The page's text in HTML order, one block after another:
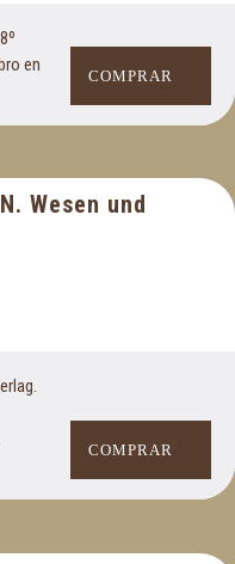
en
COMPRAR
Wesen und
COMPRAR